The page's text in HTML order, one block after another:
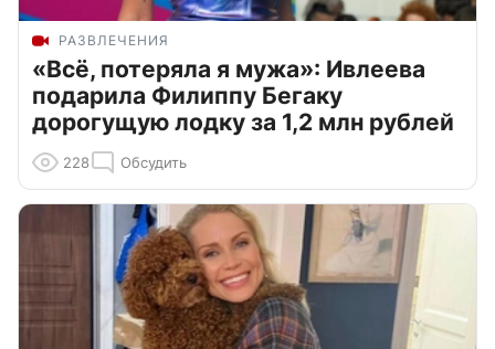
РАЗВЛЕЧЕНИЯ
«Всё, потеряла я мужа»: Ивлеева
подарила Филиппу Бегаку
дорогущую лодку за 1,2 млн рублей
228 Обсудить